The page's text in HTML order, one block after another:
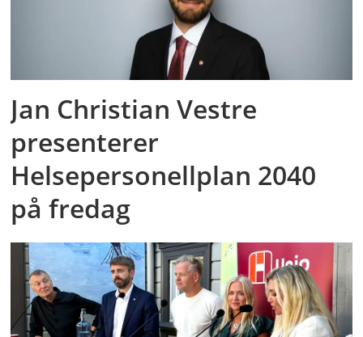
Jan Christian Vestre
presenterer
Helsepersonellplan 2040
på fredag